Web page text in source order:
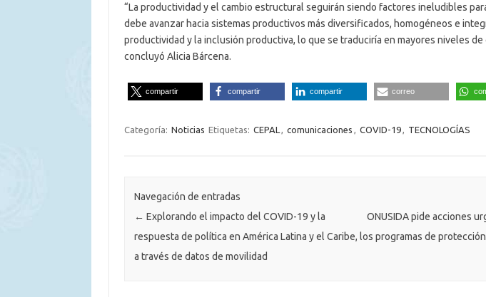
“La productividad y el cambio estructural seguirán siendo factores ineludibles
debe avanzar hacia sistemas productivos más diversificados, homogéneos e
productividad y la inclusión productiva, lo que se traduciría en mayores niveles de
concluyó Alicia Bárcena.
compartir compartir compartir correo
Categoría: Noticias Etiquetas: CEPAL comunicaciones COVID-19 TECNOLOGÍAS
Navegación de entradas
← Explorando el impacto del COVID-19 y la
respuesta de política en América Latina y el Caribe,
a través de datos de movilidad
ONUSIDA pide acciones
los programas de